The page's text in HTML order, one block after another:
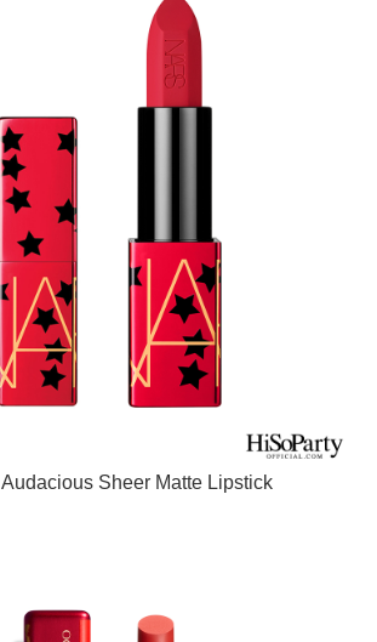
Audacious Sheer Matte Lipstick